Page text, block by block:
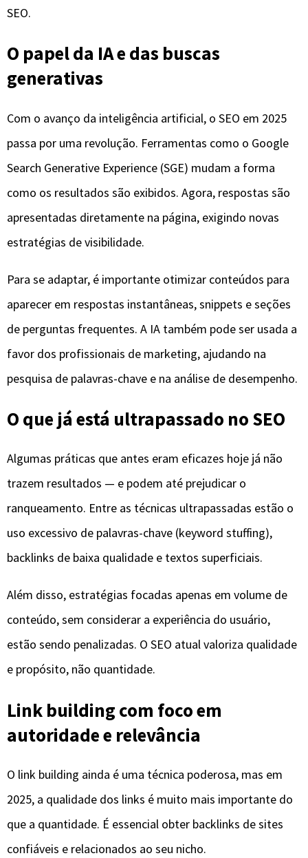
SEO.
O papel da IA e das buscas
generativas
Com o avanço da inteligência artificial, o SEO em 2025
passa por uma revolução. Ferramentas como o Google
Search Generative Experience (SGE) mudam a forma
como os resultados são exibidos. Agora, respostas são
apresentadas diretamente na página, exigindo novas
estratégias de visibilidade.
Para se adaptar, é importante otimizar conteúdos para
aparecer em respostas instantâneas, snippets e seções
de perguntas frequentes. A IA também pode ser usada a
favor dos profissionais de marketing, ajudando na
pesquisa de palavras-chave e na análise de desempenho.
O que já está ultrapassado no SEO
Algumas práticas que antes eram eficazes hoje já não
trazem resultados — e podem até prejudicar o
ranqueamento. Entre as técnicas ultrapassadas estão o
uso excessivo de palavras-chave (keyword stuffing),
backlinks de baixa qualidade e textos superficiais.
Além disso, estratégias focadas apenas em volume de
conteúdo, sem considerar a experiência do usuário,
estão sendo penalizadas. O SEO atual valoriza qualidade
e propósito, não quantidade.
Link building com foco em
autoridade e relevância
O link building ainda é uma técnica poderosa, mas em
2025, a qualidade dos links é muito mais importante do
que a quantidade. É essencial obter backlinks de sites
confiáveis e relacionados ao seu nicho.